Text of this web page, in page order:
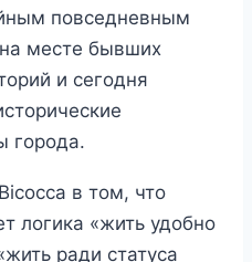
повседневным
месте бывших
и сегодня
города.
в том, что
логика «жить удобно
ради статуса